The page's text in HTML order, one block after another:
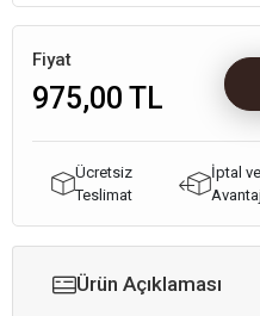
Fiyat
975,00 TL
Ücretsiz
Teslimat
İptal
Ürün Açıklaması